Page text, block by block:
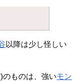
以降は少し怪しい
)のものは、強いモン